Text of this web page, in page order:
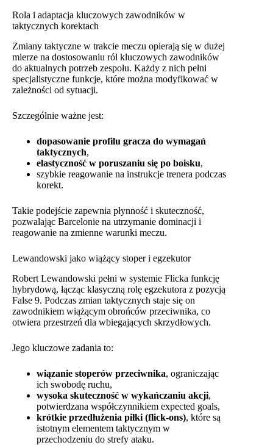
Rola i adaptacja kluczowych zawodników w
taktycznych korektach
Zmiany taktyczne w trakcie meczu opierają się w dużej
mierze na dostosowaniu ról kluczowych zawodników
do aktualnych potrzeb zespołu. Każdy z nich pełni
specjalistyczne funkcje, które można modyfikować w
zależności od sytuacji.
Szczególnie ważne jest:
dopasowanie profilu gracza do wymagań
taktycznych,
elastyczność w poruszaniu się po boisku,
szybkie reagowanie na instrukcje trenera podczas
korekt.
Takie podejście zapewnia płynność i skuteczność,
pozwalając Barcelonie na utrzymanie dominacji i
reagowanie na zmienne warunki meczu.
Lewandowski jako wiążący stoper i egzekutor
Robert Lewandowski pełni w systemie Flicka funkcję
hybrydową, łącząc klasyczną rolę egzekutora z pozycją
False 9. Podczas zmian taktycznych staje się on
zawodnikiem wiążącym obrońców przeciwnika, co
otwiera przestrzeń dla wbiegających skrzydłowych.
Jego kluczowe zadania to:
wiązanie stoperów przeciwnika, ograniczając
ich swobodę ruchu,
wysoka skuteczność w wykańczaniu akcji,
potwierdzana współczynnikiem expected goals,
krótkie przedłużenia piłki (flick-ons), które są
istotnym elementem taktycznym w
przechodzeniu do strefy ataku.